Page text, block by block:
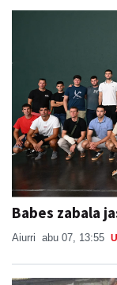
Babes zabala
Aiurri abu 07, 13:55